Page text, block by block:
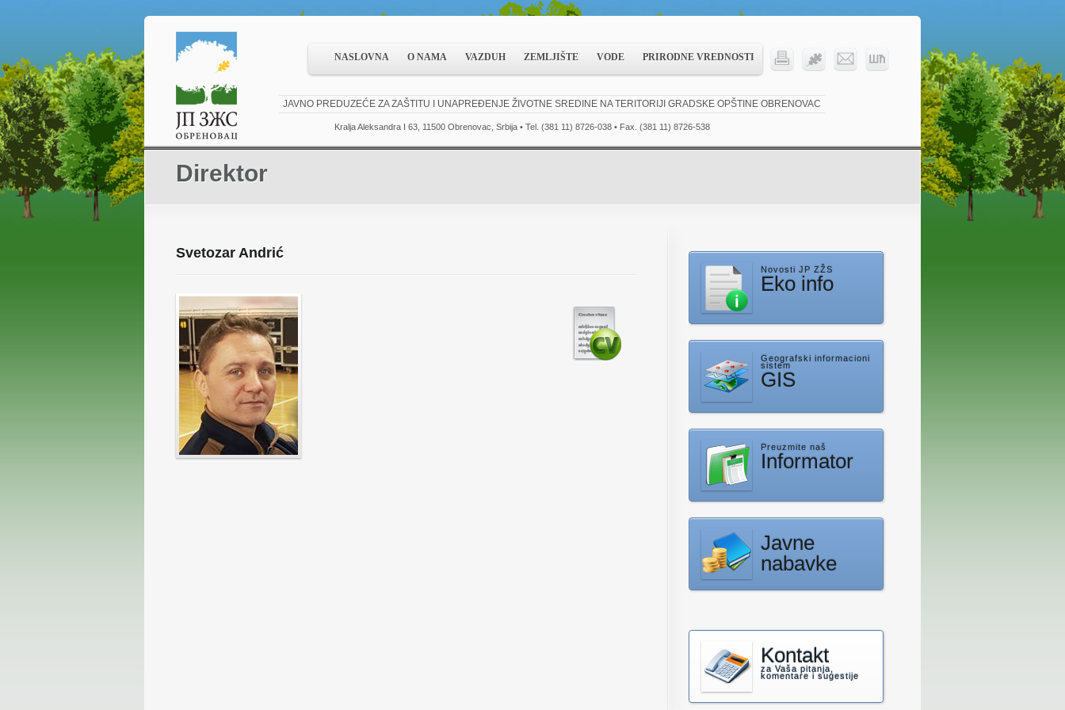
JAVNO PREDUZEĆE ZA ZAŠTITU I UNAPREĐENJE ŽIVOTNE SREDINE NA TERITORIJI GRADSKE OPŠTINE OBRENOVAC
Kralja Aleksandra I 63, 11500 Obrenovac, Srbija • Tel. (381 11) 8726-038 • Fax. (381 11) 8726-538
NASLOVNA O NAMA VAZDUH ZEMLJIŠTE VODE PRIRODNE VREDNOSTI
Direktor
Svetozar Andrić
Novosti JP ZŽS
Eko info
Geografski informacioni
sistem
GIS
Preuzmite naš
Informator
Javne
nabavke
Kontakt
za Vaša pitanja,
komentare i sugestije